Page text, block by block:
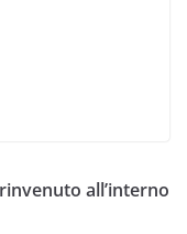
all’interno